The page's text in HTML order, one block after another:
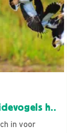
h..
in voor